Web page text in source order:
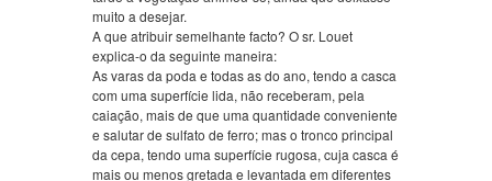
muito a desejar.
A que atribuir semelhante facto? O sr. Louet
explica-o da seguinte maneira:
As varas da poda e todas as do ano, tendo a casca
com uma superfície lida, não receberam, pela
caiação, mais de que uma quantidade conveniente
e salutar de sulfato de ferro; mas o tronco principal
da cepa, tendo uma superfície rugosa, cuja casca é
mais ou menos gretada e levantada em diferentes